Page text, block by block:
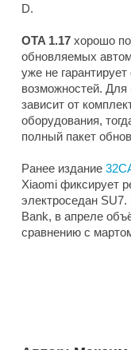
D.
OTA 1.17 хорошо
обновляемых
уже не
возможностей. Для
зависит от
оборудования,
полный пакет
Ранее издание
Xiaomi фиксирует
электроседан
Bank, в апреле
сравнению с